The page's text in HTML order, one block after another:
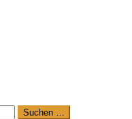
Suchen …